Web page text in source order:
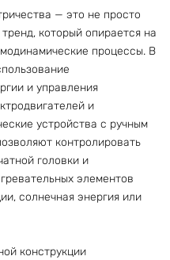
— это не просто
который опирается на
процессы. В
и управления
и
устройства с ручным
контролировать
головки и
элементов
солнечная энергия или
конструкции